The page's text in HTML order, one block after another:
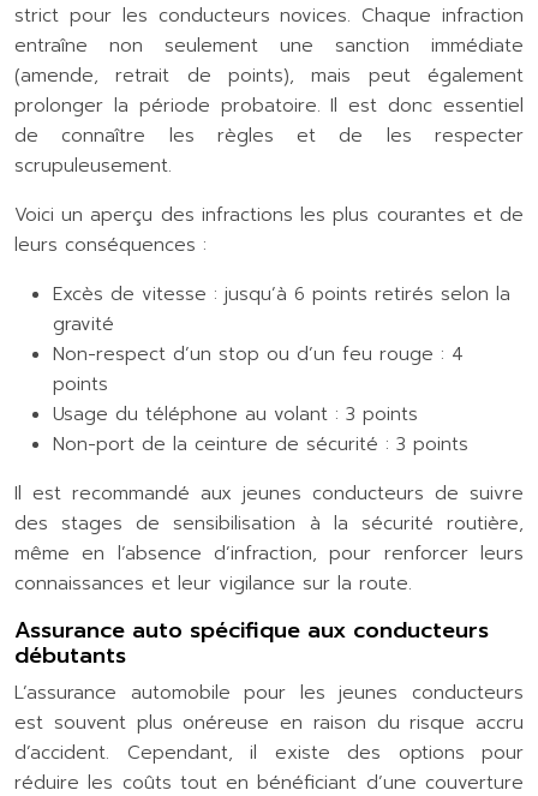
strict pour les conducteurs novices. Chaque infraction
entraîne non seulement une sanction immédiate
(amende, retrait de points), mais peut également
prolonger la période probatoire. Il est donc essentiel
de connaître les règles et de les respecter
scrupuleusement.
Voici un aperçu des infractions les plus courantes et de
leurs conséquences :
Excès de vitesse : jusqu’à 6 points retirés selon la
gravité
Non-respect d’un stop ou d’un feu rouge : 4
points
Usage du téléphone au volant : 3 points
Non-port de la ceinture de sécurité : 3 points
Il est recommandé aux jeunes conducteurs de suivre
des stages de sensibilisation à la sécurité routière,
même en l’absence d’infraction, pour renforcer leurs
connaissances et leur vigilance sur la route.
Assurance auto spécifique aux conducteurs
débutants
L’assurance automobile pour les jeunes conducteurs
est souvent plus onéreuse en raison du risque accru
d’accident. Cependant, il existe des options pour
réduire les coûts tout en bénéficiant d’une couverture